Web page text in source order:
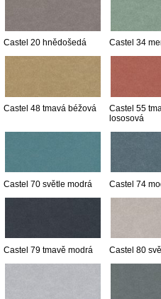
Castel 20 hnědošedá Castel 34
Castel 48 tmavá béžová
Castel 55
lososová
Castel 70 světle modrá Castel 74
Castel 79 tmavě modrá Castel 80